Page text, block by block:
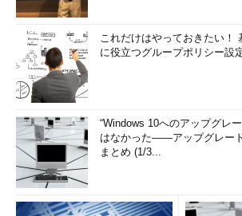
これだけはやっておきたい！
に役立つグループポリシー設
“Windows 10へのアップグレ
はなかった――アップグレー
まとめ (1/3...